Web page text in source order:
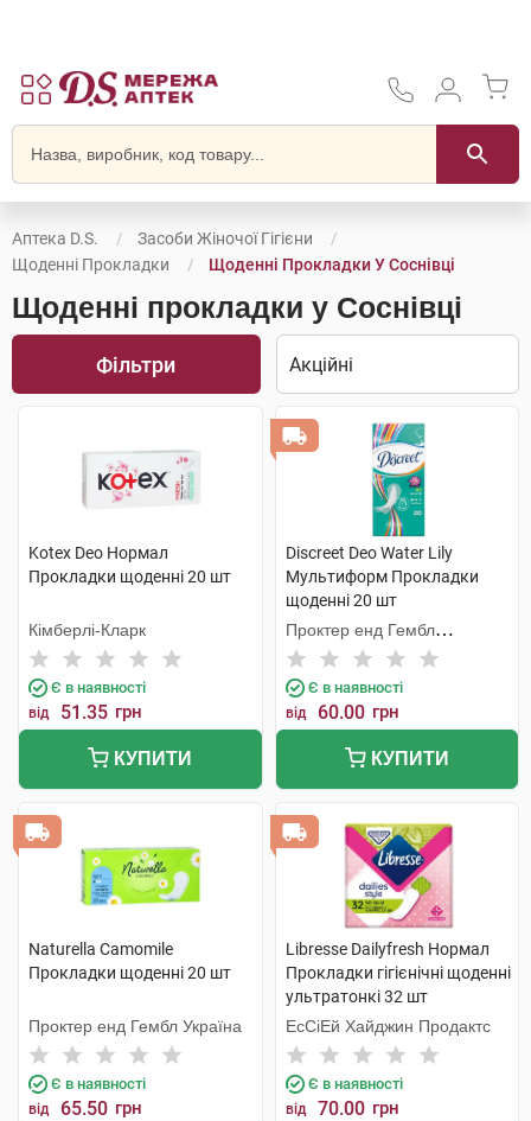
Аптека D.S.
Засоби Жіночої Гігієни
Щоденні Прокладки
Щоденні Прокладки У Соснівці
Щоденні прокладки у Соснівці
Фільтри
Kotex Deo Нормал
Прокладки щоденні 20 шт
Кімберлі-Кларк
Є в наявності
від 51.35 грн
КУПИТИ
Discreet Deo Water Lily
Мультиформ Прокладки
щоденні 20 шт
Проктер енд Гембл
Мануфекчурінг
Є в наявності
від 60.00 грн
КУПИТИ
Naturella Camomile
Прокладки щоденні 20 шт
Проктер енд Гембл Україна
Є в наявності
від 65.50 грн
Libresse Dailyfresh Нормал
Прокладки гігієнічні щоденні
ультратонкі 32 шт
ЕсСіЕй Хайджин Продактс
Є в наявності
від 70.00 грн